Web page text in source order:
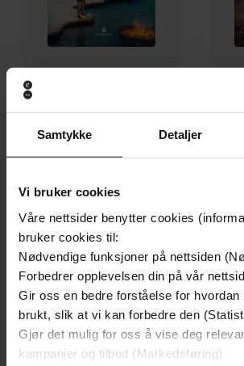
Samtykke Detaljer
Vi bruker cookies
Våre nettsider benytter cookies
bruker cookies til:
Nødvendige funksjoner på nettsiden
Forbedrer opplevelsen din på vår
Gir oss en bedre forståelse for hvordan
brukt, slik at vi kan forbedre den
Gjør det mulig for oss å vise deg
kampanjer og tilbud (Markedsføring)
Italienske sko
Henning Mankell
EBOK
Forfattere Kader Abdolah
(oversetter)
Forlag Gyldendal
Utgitt 24.03.2011
Lengde 367 sider